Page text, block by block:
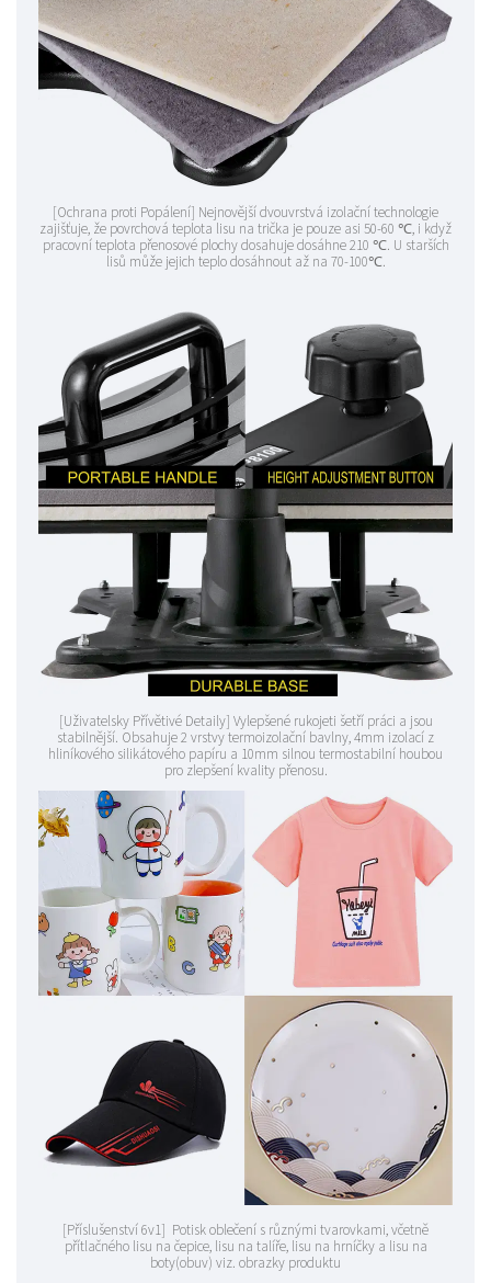
[Ochrana proti Popálení] Nejnovější dvouvrstvá izolační technologie
zajišťuje, že povrchová teplota lisu na trička je pouze asi 50-60 ℃, i když
pracovní teplota přenosové plochy dosahuje dosáhne 210 ℃. U starších
lisů může jejich teplo dosáhnout až na 70-100℃.
[Uživatelsky Přívětivé Detaily] Vylepšené rukojeti šetří práci a jsou
stabilnější. Obsahuje 2 vrstvy termoizolační bavlny, 4mm izolací z
hliníkového silikátového papíru a 10mm silnou termostabilní houbou
pro zlepšení kvality přenosu.
[Příslušenství 6v1] Potisk oblečení s různými tvarovkami, včetně
přítlačného lisu na čepice, lisu na talíře, lisu na hrníčky a lisu na
boty(obuv) viz. obrazky produktu